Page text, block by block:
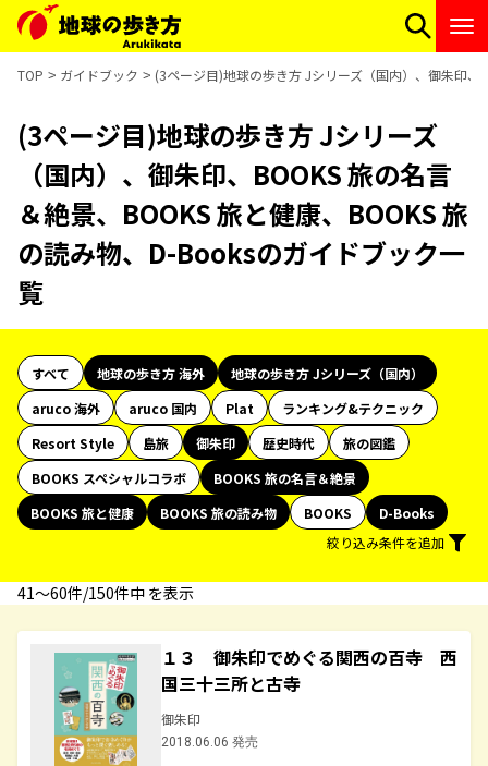
TOP ガイドブック (3ページ目)地球の歩き方 Jシリーズ（国内）、御朱印
(3ページ目)地球の歩き方 Jシリーズ
（国内）、御朱印、BOOKS 旅の名言
＆絶景、BOOKS 旅と健康、BOOKS 旅
の読み物、D-Booksのガイドブック一
覧
すべて 地球の歩き方 海外
地球の歩き方 Jシリーズ（国内）
aruco 海外
aruco 国内 Plat
ランキング&テクニック
Resort Style
島旅 御朱印 歴史時代
旅の図鑑
BOOKS スペシャルコラボ
BOOKS 旅の名言＆絶景
BOOKS 旅と健康
BOOKS 旅の読み物 BOOKS
D-Books
絞り込み条件を追加
41〜60件/150件中 を表示
１３ 御朱印でめぐる関西の百寺 西
国三十三所と古寺
御朱印
2018.06.06 発売